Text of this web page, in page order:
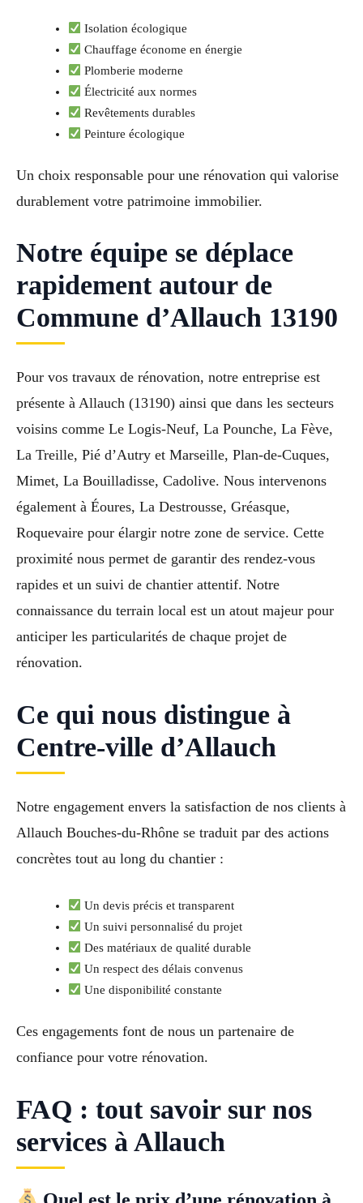
Isolation écologique
Chauffage économe en énergie
Plomberie moderne
Électricité aux normes
Revêtements durables
Peinture écologique
Un choix responsable pour une rénovation qui valorise
durablement votre patrimoine immobilier.
Notre équipe se déplace
rapidement autour de
Commune d’Allauch 13190
Pour vos travaux de rénovation, notre entreprise est
présente à Allauch (13190) ainsi que dans les secteurs
voisins comme Le Logis-Neuf, La Pounche, La Fève,
La Treille, Pié d’Autry et Marseille, Plan-de-Cuques,
Mimet, La Bouilladisse, Cadolive. Nous intervenons
également à Éoures, La Destrousse, Gréasque,
Roquevaire pour élargir notre zone de service. Cette
proximité nous permet de garantir des rendez-vous
rapides et un suivi de chantier attentif. Notre
connaissance du terrain local est un atout majeur pour
anticiper les particularités de chaque projet de
rénovation.
Ce qui nous distingue à
Centre-ville d’Allauch
Notre engagement envers la satisfaction de nos clients à
Allauch Bouches-du-Rhône se traduit par des actions
concrètes tout au long du chantier :
Un devis précis et transparent
Un suivi personnalisé du projet
Des matériaux de qualité durable
Un respect des délais convenus
Une disponibilité constante
Ces engagements font de nous un partenaire de
confiance pour votre rénovation.
FAQ : tout savoir sur nos
services à Allauch